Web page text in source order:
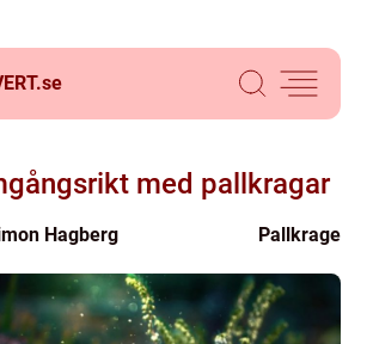
se
med pallkragar
Hagberg Pallkrage